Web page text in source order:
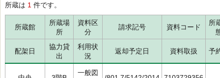
所蔵は 1 件です。
所蔵館
所蔵場
所
資料区
分
請求記号 資料コード
所
配架日
協力貸
出
利用状
況
返却予定日 資料取扱 予
一般図